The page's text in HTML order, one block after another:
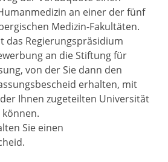
an einer der fünf
Medizin-Fakultäten.
das Regierungspräsidium
an die Stiftung für
von der Sie dann den
erhalten, mit
Ihnen zugeteilten Universität
Sie einen